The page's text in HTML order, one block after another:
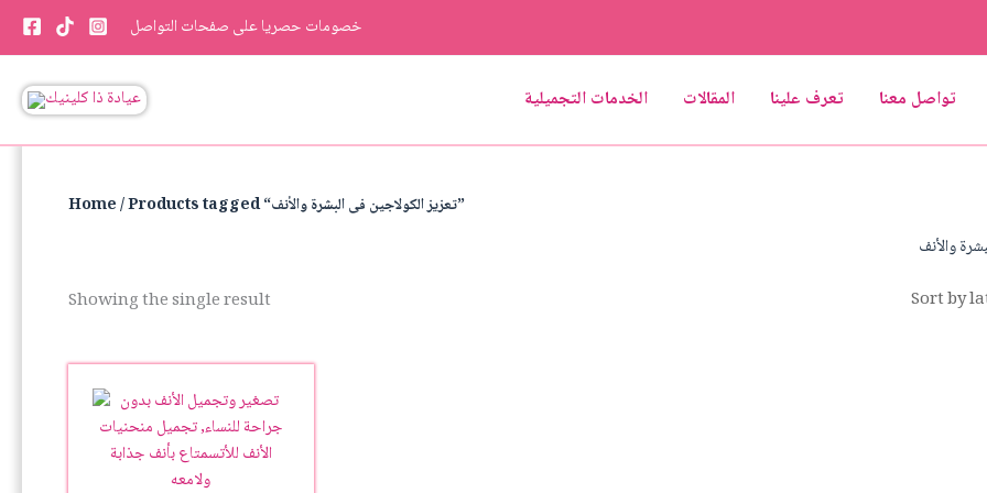
Skip
content
خصومات حصريا على صفحات التواصل
الخدمات التجميلية المقالات تعرف علينا تواصل معنا
Home / Products tagged “تعزيز الكولاجين فى البشرة والأنف”
والأنف
Showing the single result